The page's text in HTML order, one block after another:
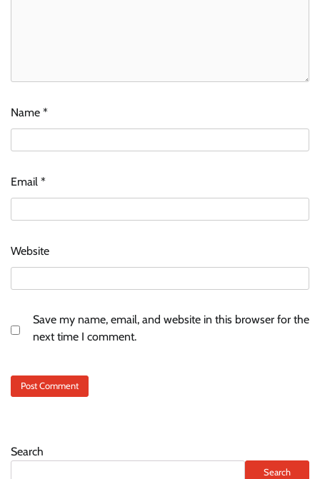
Name *
Email *
Website
Save my name, email, and website in this browser for the
next time I comment.
Search
Search